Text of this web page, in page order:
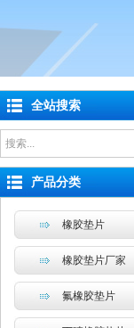
全站搜索
产品分类
橡胶垫片
橡胶垫片厂家
氟橡胶垫片